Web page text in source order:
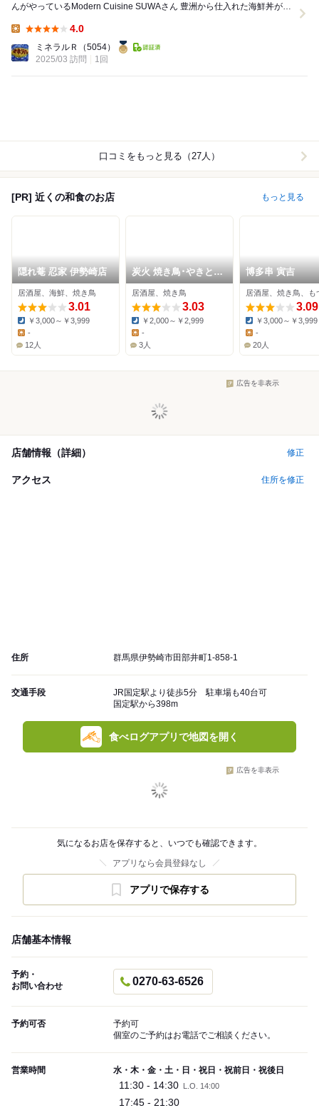
んがやっているModern Cuisine SUWAさん 豊洲から仕入れた海鮮丼が食
4.0
ミネラルＲ
（5054）
2025/03 訪問
1回
口コミをもっと見る（27人）
[PR] 近くの和食のお店 もっと見る
隠れ菴 忍家 伊勢崎店
居酒屋、海鮮、焼き鳥
3.01
Dinner:
￥3,000～￥3,999
Lunch:
-
12人
炭火 焼き鳥･やきとん
ぜん
居酒屋、焼き鳥
3.03
Dinner:
￥2,000～￥2,999
Lunch:
-
3人
博多串 寅吉
居酒屋、焼き鳥、も
3.09
Dinner:
￥3,000～￥3,999
Lunch:
-
20人
広告を非表示
店舗情報（詳細） 修正
アクセス 住所を修正
住所 群馬県伊勢崎市田部井町1-858-1
交通手段
JR国定駅より徒歩5分 駐車場も40台可
国定駅から398m
食べログアプリで地図を開く
広告を非表示
気になるお店を保存すると、いつでも確認できます。
アプリなら会員登録なし
アプリで保存する
店舗基本情報
予約・
お問い合わせ
0270-63-6526
予約可否
予約可
個室のご予約はお電話でご相談ください。
営業時間 水・木・金・土・日・祝日・祝前日・祝後日
11:30 - 14:30 L.O. 14:00
17:45 - 21:30